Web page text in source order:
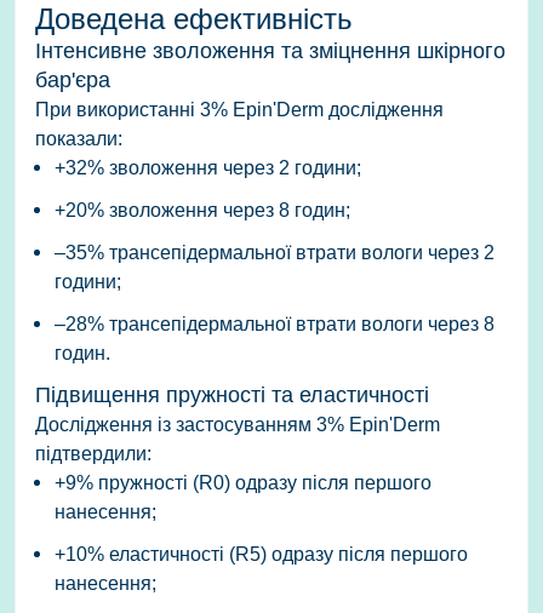
Доведена ефективність
Інтенсивне зволоження та зміцнення шкірного
бар'єра
При використанні 3% Epin'Derm дослідження
показали:
+32% зволоження через 2 години;
+20% зволоження через 8 годин;
–35% трансепідермальної втрати вологи через 2
години;
–28% трансепідермальної втрати вологи через 8
годин.
Підвищення пружності та еластичності
Дослідження із застосуванням 3% Epin'Derm
підтвердили:
+9% пружності (R0) одразу після першого
нанесення;
+10% еластичності (R5) одразу після першого
нанесення;